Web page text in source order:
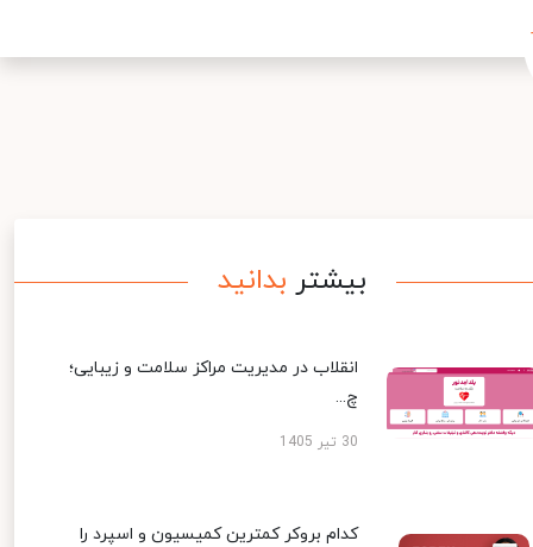
بیشتر بدانید
انقلاب در مدیریت مراکز سلامت و زیبایی؛
چ...
30 تیر 1405
کدام بروکر کمترین کمیسیون و اسپرد را